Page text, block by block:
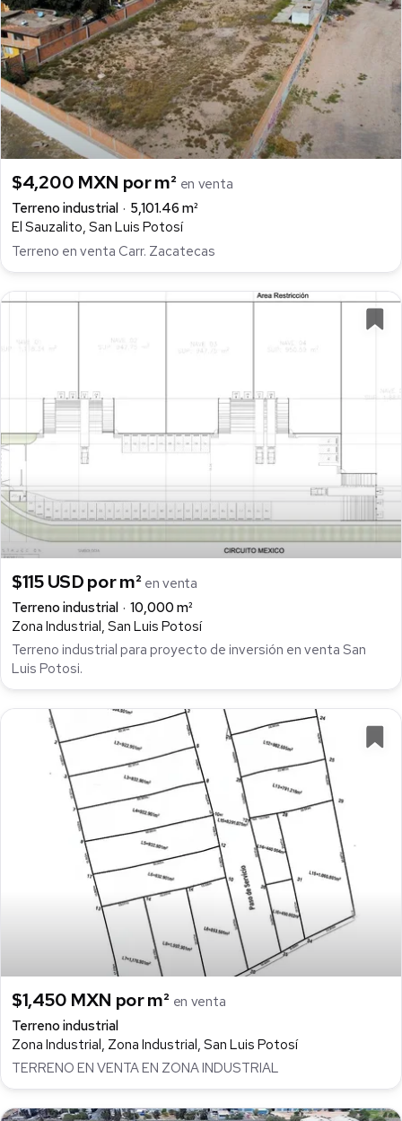
$4,200 MXN por m² en venta
Terreno industrial
5,101.46 m²
El Sauzalito, San Luis Potosí
Terreno en venta Carr. Zacatecas
$115 USD por m² en venta
Terreno industrial
10,000 m²
Zona Industrial, San Luis Potosí
Terreno industrial para proyecto de inversión en venta San
Luis Potosi.
$1,450 MXN por m² en venta
Terreno industrial
Zona Industrial, Zona Industrial, San Luis Potosí
TERRENO EN VENTA EN ZONA INDUSTRIAL